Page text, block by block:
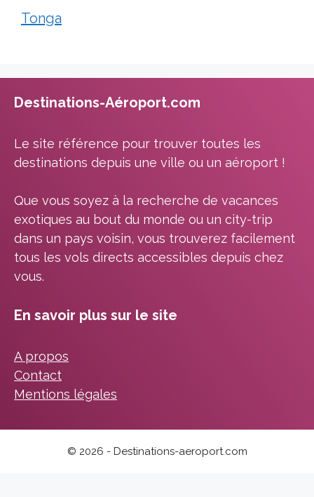
Tonga
Destinations-Aéroport.com
Le site référence pour trouver toutes les
destinations depuis une ville ou un aéroport !
Que vous soyez à la recherche de vacances
exotiques au bout du monde ou un city-trip
dans un pays voisin, vous trouverez facilement
tous les vols directs accessibles depuis chez
vous.
En savoir plus sur le site
A propos
Contact
Mentions légales
© 2026 - Destinations-aeroport.com